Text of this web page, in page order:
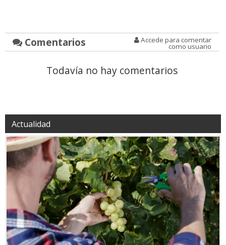
Comentarios Accede para comentar
como usuario
Todavía no hay comentarios
Actualidad